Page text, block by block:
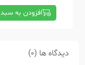
افزودن به سبد
دیدگاه ها (0)